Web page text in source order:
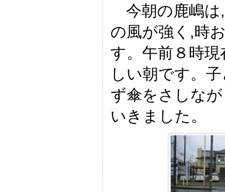
今朝の鹿嶋は
の風が強く,時
す。午前８時
しい朝です。
ず傘をさしな
いきました。